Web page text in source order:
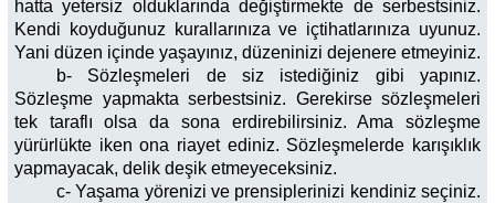
hatta yetersiz olduklarında değiştirmekte de serbestsiniz.
Kendi koyduğunuz kurallarınıza ve içtihatlarınıza uyunuz.
Yani düzen içinde yaşayınız, düzeninizi dejenere etmeyiniz.
b- Sözleşmeleri de siz istediğiniz gibi yapınız.
Sözleşme yapmakta serbestsiniz. Gerekirse sözleşmeleri
tek taraflı olsa da sona erdirebilirsiniz. Ama sözleşme
yürürlükte iken ona riayet ediniz. Sözleşmelerde karışıklık
yapmayacak, delik deşik etmeyeceksiniz.
c- Yaşama yörenizi ve prensiplerinizi kendiniz seçiniz.